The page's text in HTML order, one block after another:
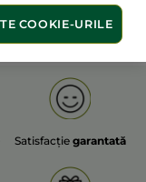
NAT.
Satisfacțiegarantată
COOKIE-URILE